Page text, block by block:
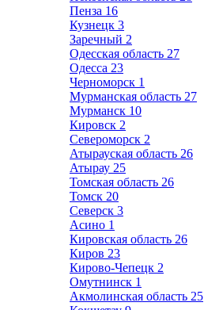
Пенза 16
Кузнецк 3
Заречный 2
Одесская область 27
Одесса 23
Черноморск 1
Мурманская область 27
Мурманск 10
Кировск 2
Североморск 2
Атырауская область 26
Атырау 25
Томская область 26
Томск 20
Северск 3
Асино 1
Кировская область 26
Киров 23
Кирово-Чепецк 2
Омутнинск 1
Акмолинская область 25